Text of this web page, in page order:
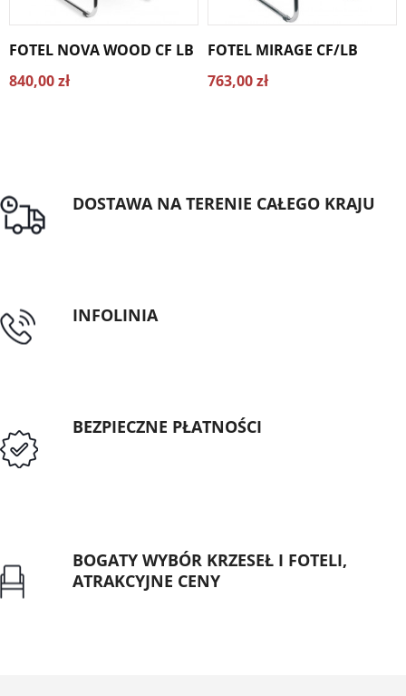
FOTEL NOVA WOOD CF LB
840,00 zł
FOTEL MIRAGE CF/LB
763,00 zł
DOSTAWA NA TERENIE CAŁEGO KRAJU
INFOLINIA
BEZPIECZNE PŁATNOŚCI
BOGATY WYBÓR KRZESEŁ I FOTELI,
ATRAKCYJNE CENY